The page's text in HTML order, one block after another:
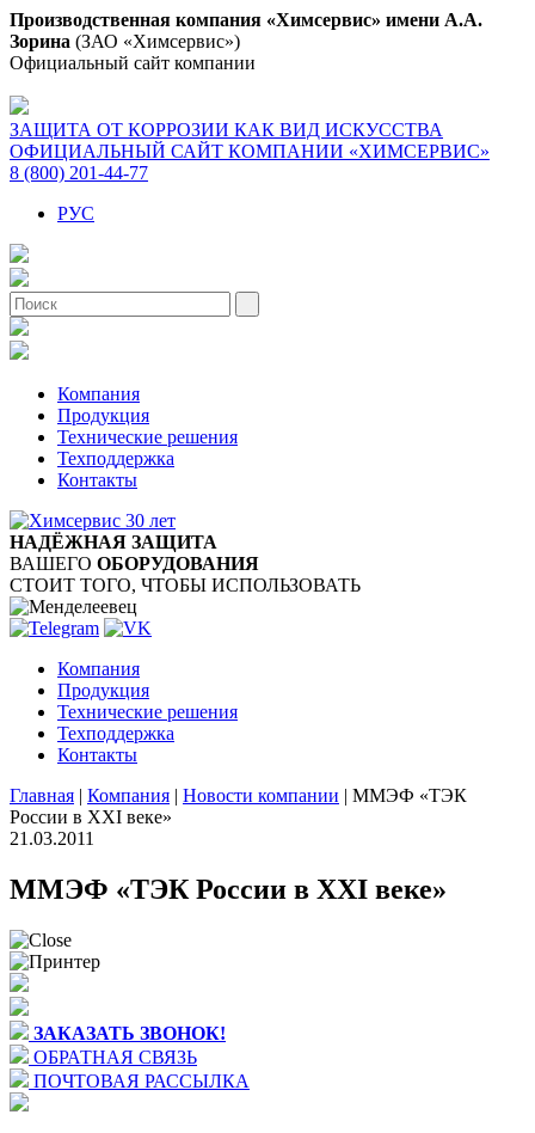
Производственная компания «Химсервис» имени А.А.
Зорина (ЗАО «Химсервис»)
Официальный сайт компании
ЗАЩИТА ОТ КОРРОЗИИ КАК ВИД ИСКУССТВА
ОФИЦИАЛЬНЫЙ САЙТ КОМПАНИИ «ХИМСЕРВИС»
8 (800) 201-44-77
РУС
Компания
Продукция
Технические решения
Техподдержка
Контакты
НАДЁЖНАЯ ЗАЩИТА
ВАШЕГО ОБОРУДОВАНИЯ
СТОИТ ТОГО, ЧТОБЫ ИСПОЛЬЗОВАТЬ
Компания
Продукция
Технические решения
Техподдержка
Контакты
Главная | Компания | Новости компании | ММЭФ «ТЭК
России в XXI веке»
21.03.2011
ММЭФ «ТЭК России в XXI веке»
ЗАКАЗАТЬ ЗВОНОК!
ОБРАТНАЯ СВЯЗЬ
ПОЧТОВАЯ РАССЫЛКА